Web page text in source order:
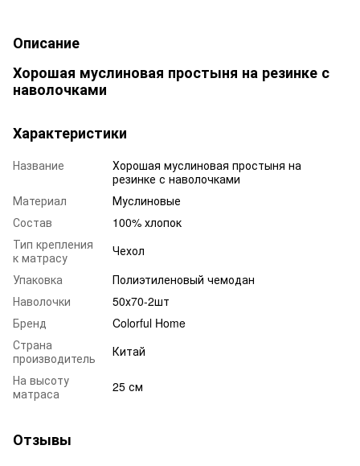
Описание
Хорошая муслиновая простыня на резинке с
наволочками
Характеристики
Название
Хорошая муслиновая простыня на
резинке с наволочками
Материал
Муслиновые
Состав
100% хлопок
Тип крепления
к матрасу
Чехол
Упаковка
Полиэтиленовый чемодан
Наволочки
50х70-2шт
Бренд
Colorful Home
Страна
производитель
Китай
На высоту
матраса
25 см
Отзывы